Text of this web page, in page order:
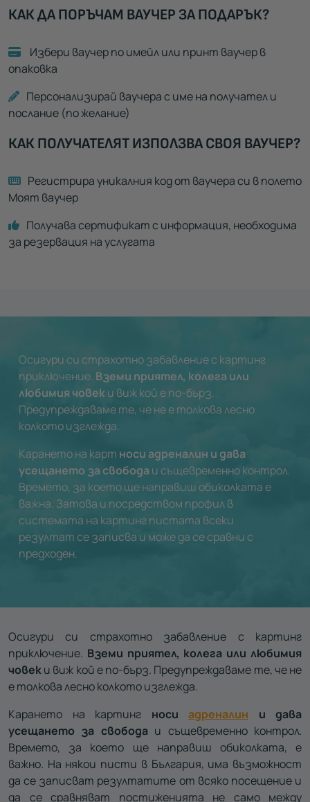
КАК ДА ПОРЪЧАМ ВАУЧЕР ЗА ПОДАРЪК?
Избери ваучер по имейл или принт ваучер в
опаковка
Персонализирай ваучера с име на получател и
послание (по желание)
КАК ПОЛУЧАТЕЛЯТ ИЗПОЛЗВА СВОЯ ВАУЧЕР?
Регистрира уникалния код от ваучера си в полето
Моят ваучер
Получава сертификат с информация, необходима
за резервация на услугата
Осигури си страхотно забавление с картинг
приключение. Вземи приятел, колега или
любимия човеки виж кой е по-бърз.
Предупреждаваме те, че не е толкова лесно
колкото изглежда.
Карането на карт носи адреналин и дава
усещането за свобода и същевременно контрол.
Времето, за което ще направиш обиколката е
важна. Затова и посредством профил в
системата на картинг пистата всеки
резултат се записва и може да се сравни с
предходен.
Осигури си страхотно забавление с картинг
приключение. Вземи приятел, колега или любимия
човеки виж кой е по-бърз. Предупреждаваме те, че не
е толкова лесно колкото изглежда.
Карането на картинг носи адреналин
и дава
усещането за свобода и същевременно контрол.
Времето, за което ще направиш обиколката, е
важно. На някои писти в България, има възможност
да се записват резултатите от всяко посещение и
да се сравняват постиженията не само между